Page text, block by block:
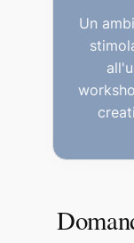
Un